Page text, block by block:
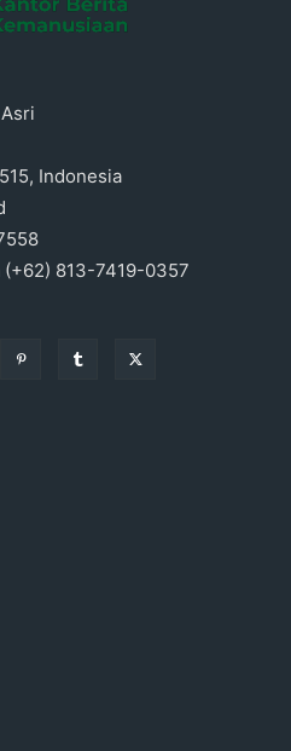
Indonesia
(+62) 813-7419-0357